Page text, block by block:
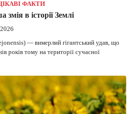
ФАКТИ
в історії Землі
— вимерлий гігантський удав, що
років тому на території сучасної